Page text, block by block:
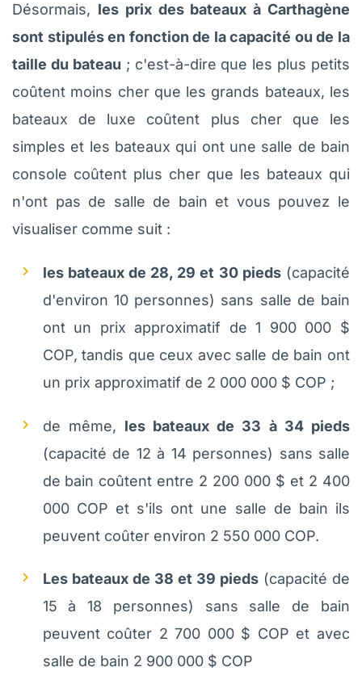
Désormais, les prix des bateaux à Carthagène
sont stipulés en fonction de la capacité ou de la
taille du bateau ; c'est-à-dire que les plus petits
coûtent moins cher que les grands bateaux, les
bateaux de luxe coûtent plus cher que les
simples et les bateaux qui ont une salle de bain
console coûtent plus cher que les bateaux qui
n'ont pas de salle de bain et vous pouvez le
visualiser comme suit :
les bateaux de 28, 29 et 30 pieds(capacité
d'environ 10 personnes) sans salle de bain
ont un prix approximatif de 1 900 000 $
COP, tandis que ceux avec salle de bain ont
un prix approximatif de 2 000 000 $ COP ;
de même, les bateaux de 33 à 34 pieds
(capacité de 12 à 14 personnes) sans salle
de bain coûtent entre 2 200 000 $ et 2 400
000 COP et s'ils ont une salle de bain ils
peuvent coûter environ 2 550 000 COP.
Les bateaux de 38 et 39 pieds(capacité de
15 à 18 personnes) sans salle de bain
peuvent coûter 2 700 000 $ COP et avec
salle de bain 2 900 000 $ COP